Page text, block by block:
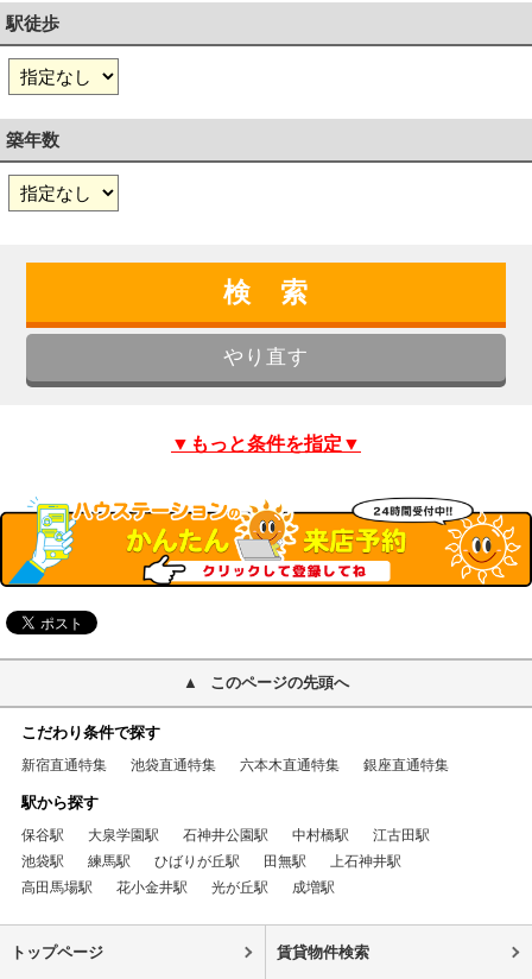
駅徒歩
築年数
▼もっと条件を指定▼
このページの先頭へ
こだわり条件で探す
新宿直通特集 池袋直通特集 六本木直通特集 銀座直通特集
駅から探す
保谷駅 大泉学園駅 石神井公園駅 中村橋駅
江古田駅
池袋駅
練馬駅 ひばりが丘駅 田無駅
上石神井駅
高田馬場駅
花小金井駅 光が丘駅 成増駅
トップページ 賃貸物件検索